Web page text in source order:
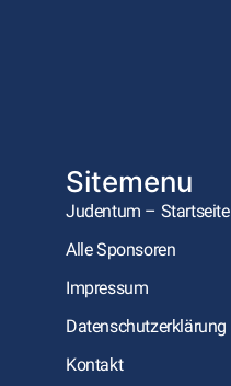
Sitemenu
Judentum – Startseite
Alle Sponsoren
Impressum
Datenschutzerklärung
Kontakt